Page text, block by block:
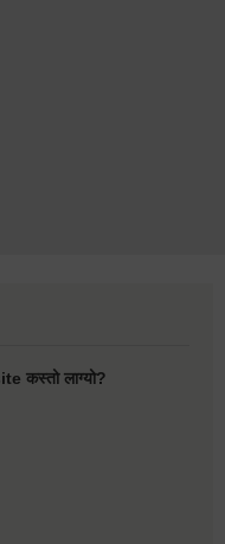
कस्तो लाग्यो?